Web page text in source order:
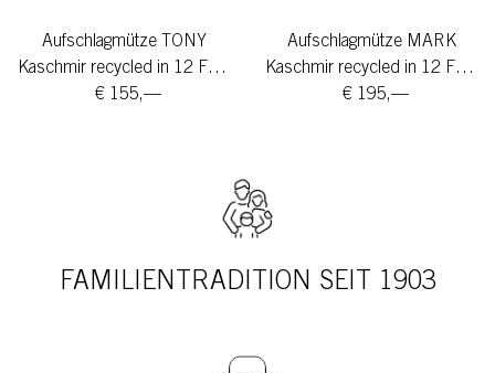
Aufschlagmütze TONY
Kaschmir recycled in 12 Farben
€ 155,—
Aufschlagmütze MARK
Kaschmir recycled in 12 Farben
€ 195,—
FAMILIENTRADITION SEIT 1903